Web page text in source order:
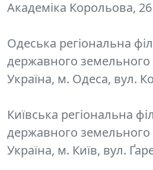
Академіка Корольова, 26
Одеська регіональна
державного земельного
Україна, м. Одеса, вул.
Київська регіональна
державного земельного
Україна, м. Київ, вул.